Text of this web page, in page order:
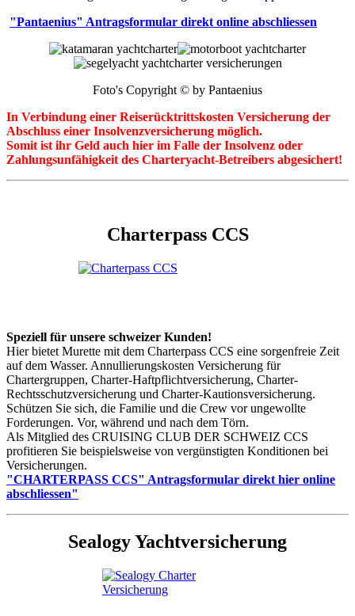
"Pantaenius" Antragsformular direkt online abschliessen
Foto's Copyright © by Pantaenius
In Verbindung einer Reiserücktrittskosten Versicherung der
Abschluss einer Insolvenzversicherung möglich.
Somit ist ihr Geld auch hier im Falle der Insolvenz oder
Zahlungsunfähigkeit des Charteryacht-Betreibers abgesichert!
Charterpass CCS
Speziell für unsere schweizer Kunden!
Hier bietet Murette mit dem Charterpass CCS eine sorgenfreie Zeit
auf dem Wasser. Annullierungskosten Versicherung für
Chartergruppen, Charter-Haftpflichtversicherung, Charter-
Rechtsschutzversicherung und Charter-Kautionsversicherung.
Schützen Sie sich, die Familie und die Crew vor ungewollte
Forderungen. Vor, während und nach dem Törn.
Als Mitglied des CRUISING CLUB DER SCHWEIZ CCS
profitieren Sie beispielsweise von vergünstigten Konditionen bei
Versicherungen.
"CHARTERPASS CCS" Antragsformular direkt hier online
abschliessen"
Sealogy Yachtversicherung